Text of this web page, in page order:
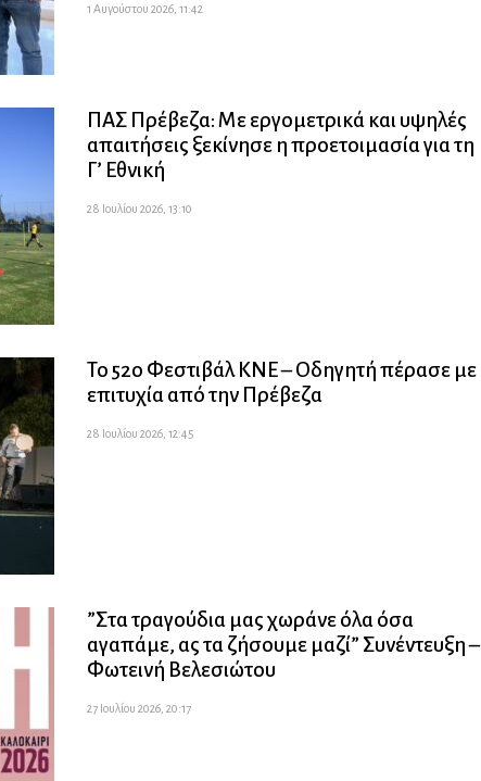
1 Αυγούστου 2026, 11:42
ΠΑΣ Πρέβεζα: Με εργομετρικά και υψηλές
απαιτήσεις ξεκίνησε η προετοιμασία για τη
Γ’ Εθνική
28 Ιουλίου 2026, 13:10
Το 52ο Φεστιβάλ ΚΝΕ – Οδηγητή πέρασε με
επιτυχία από την Πρέβεζα
28 Ιουλίου 2026, 12:45
”Στα τραγούδια μας χωράνε όλα όσα
αγαπάμε, ας τα ζήσουμε μαζί” Συνέντευξη –
Φωτεινή Βελεσιώτου
27 Ιουλίου 2026, 20:17